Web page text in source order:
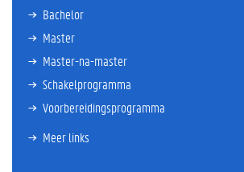
Bachelor
Master
Master-na-master
Schakelprogramma
Voorbereidingsprogramma
Meer links